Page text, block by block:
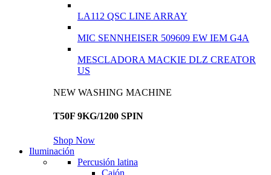
LA112 QSC LINE ARRAY
MIC SENNHEISER 509609 EW IEM G4A
MESCLADORA MACKIE DLZ CREATOR
US
NEW WASHING MACHINE
T50F 9KG/1200 SPIN
Shop Now
Iluminación
Percusión latina
Cajón